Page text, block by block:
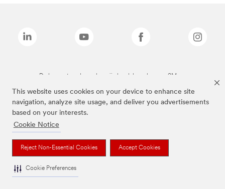
This website uses cookies on your device to enhance site
navigation, analyze site usage, and deliver you advertisements
based on your interests.
Cookie Notice
Reject Non-Essential Cookies Accept Cookies
Cookie Preferences
De bovenstaande merken zijn handelsmerken van 3M.we